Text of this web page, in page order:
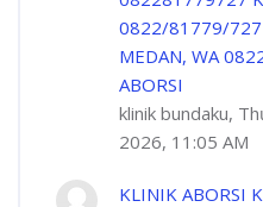
0822/81779/727
MEDAN, WA
ABORSI
klinik bundaku,
2026, 11:05 AM
KLINIK ABORSI